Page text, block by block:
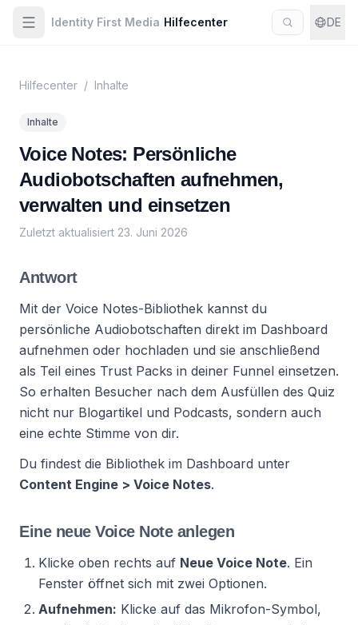
Identity First Media Hilfecenter DE
Hilfecenter / Inhalte
Inhalte
Voice Notes: Persönliche
Audiobotschaften aufnehmen,
verwalten und einsetzen
Zuletzt aktualisiert 23. Juni 2026
Antwort
Mit der Voice Notes-Bibliothek kannst du
persönliche Audiobotschaften direkt im Dashboard
aufnehmen oder hochladen und sie anschließend
als Teil eines Trust Packs in deiner Funnel einsetzen.
So erhalten Besucher nach dem Ausfüllen des Quiz
nicht nur Blogartikel und Podcasts, sondern auch
eine echte Stimme von dir.
Du findest die Bibliothek im Dashboard unter
Content Engine > Voice Notes.
Eine neue Voice Note anlegen
Klicke oben rechts auf Neue Voice Note. Ein
Fenster öffnet sich mit zwei Optionen.
Aufnehmen: Klicke auf das Mikrofon-Symbol,